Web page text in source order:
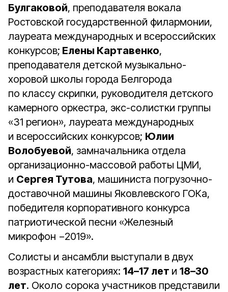
Булгаковой, преподавателя вокала
Ростовской государственной филармонии,
лауреата международных и всероссийских
конкурсов; Елены Картавенко,
преподавателя детской музыкально-
хоровой школы города Белгорода
по классу скрипки, руководителя детского
камерного оркестра, экс-солистки группы
«31 регион», лауреата международных
и всероссийских конкурсов; Юлии
Волобуевой, замначальника отдела
организационно-массовой работы ЦМИ,
и Сергея Тутова, машиниста погрузочно-
доставочной машины Яковлевского ГОКа,
победителя корпоративного конкурса
патриотической песни «Железный
микрофон −2019».
Солисты и ансамбли выступали в двух
возрастных категориях: 14–17 лет и 18–30
лет. Около сорока участников представили